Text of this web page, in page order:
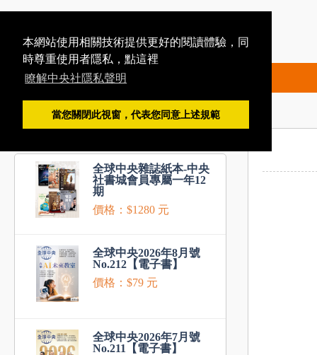
本網站使用相關技術提供更好的閱讀體驗，同
時尊重使用者隱私，點這裡
瞭解中央社隱私聲明
當您關閉此視窗，代表您同意上述規範
推薦商品
全球中央雜誌紙本-中央
社書城會員專屬一年12
期
價格：$1280 元
全球中央2026年8月號
No.212【電子書】
價格：$79 元
全球中央2026年7月號
No.211【電子書】